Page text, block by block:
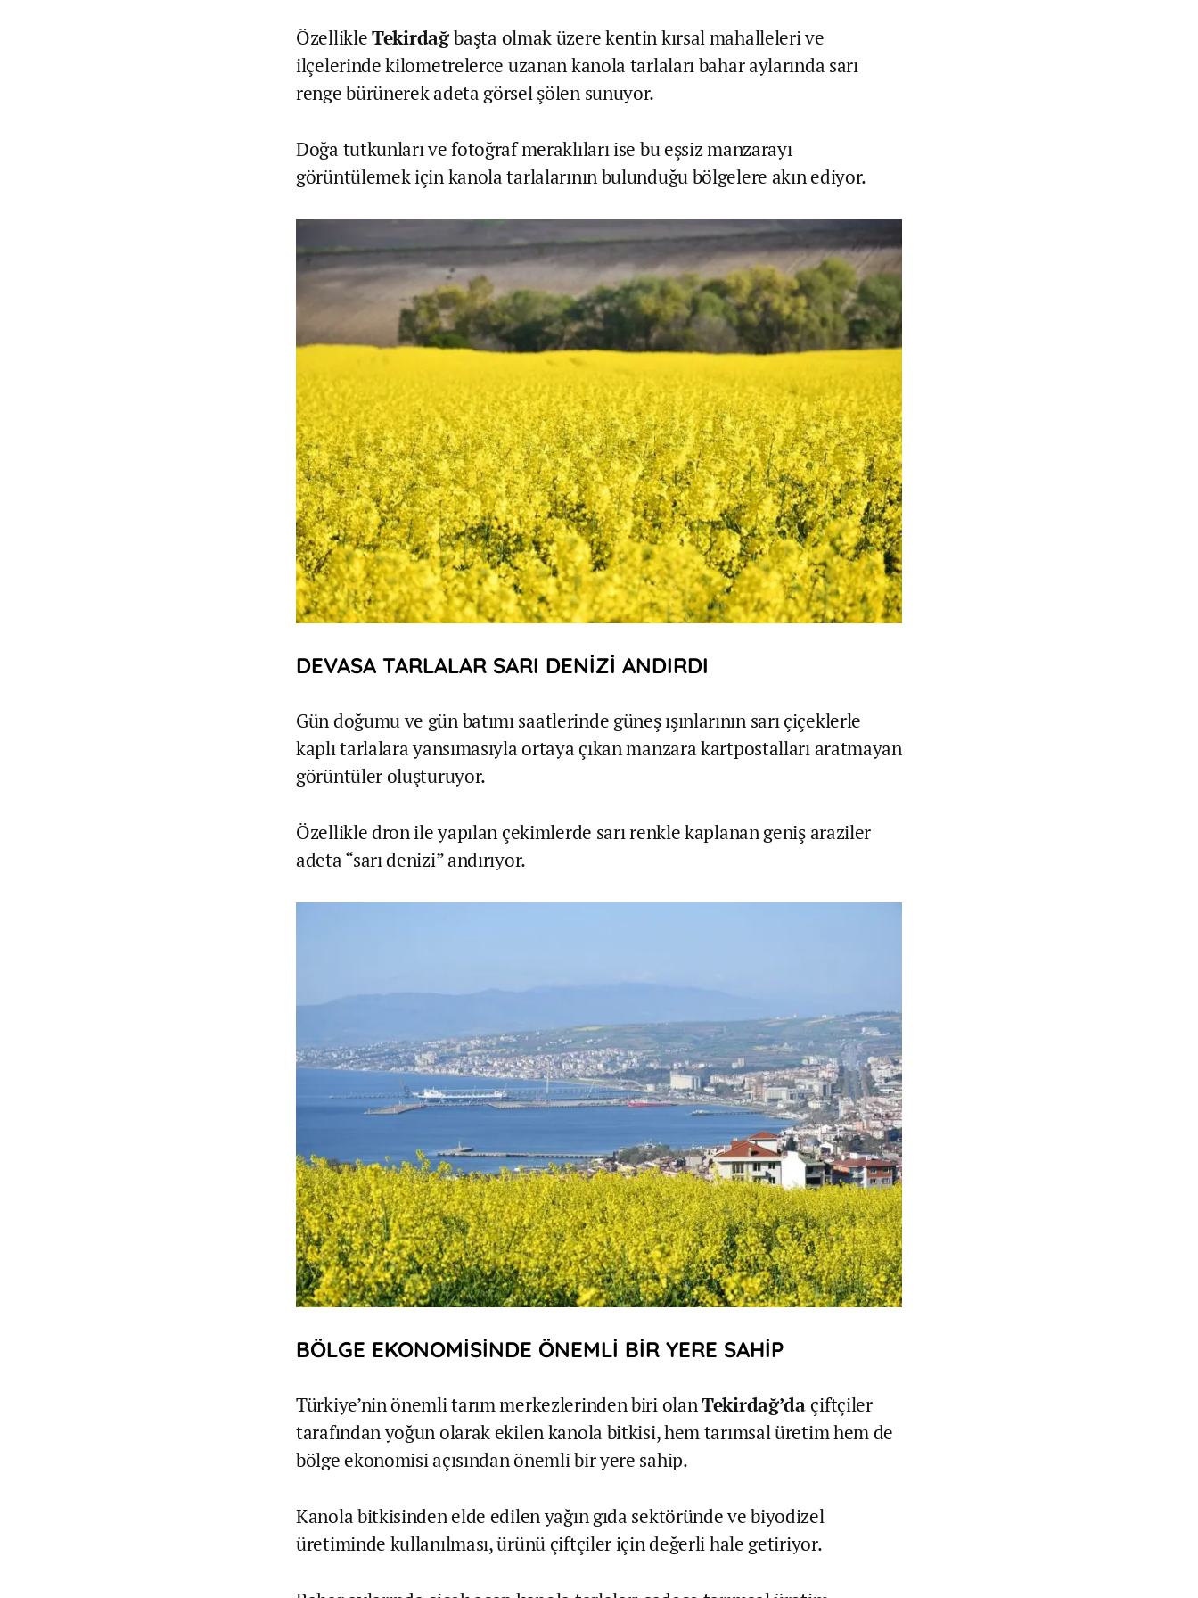
ÖzellikleTekirdağbaşta olmak üzere kentin kırsal mahalleleri ve
ilçelerinde kilometrelerce uzanan kanola tarlaları bahar aylarında sarı
renge bürünerek adeta görsel şölen sunuyor.
Doğa tutkunları ve fotoğraf meraklıları ise bu eşsiz manzarayı
görüntülemek için kanola tarlalarının bulunduğu bölgelere akın ediyor.
DEVASA TARLALAR SARI DENİZİ ANDIRDI
Gün doğumu ve gün batımı saatlerinde güneş ışınlarının sarı çiçeklerle
kaplı tarlalara yansımasıyla ortaya çıkan manzara kartpostalları aratmayan
görüntüler oluşturuyor.
Özellikle dron ile yapılan çekimlerde sarı renkle kaplanan geniş araziler
adeta “sarı denizi” andırıyor.
BÖLGE EKONOMİSİNDE ÖNEMLİ BİR YERE SAHİP
Türkiye’nin önemli tarım merkezlerinden biri olanTekirdağ’daçiftçiler
tarafından yoğun olarak ekilen kanola bitkisi, hem tarımsal üretim hem de
bölge ekonomisi açısından önemli bir yere sahip.
Kanola bitkisinden elde edilen yağın gıda sektöründe ve biyodizel
üretiminde kullanılması, ürünü çiftçiler için değerli hale getiriyor.